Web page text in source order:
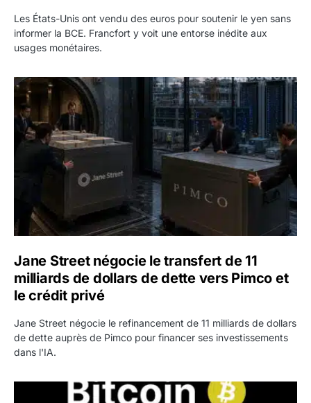
Les États-Unis ont vendu des euros pour soutenir le yen sans
informer la BCE. Francfort y voit une entorse inédite aux
usages monétaires.
Jane Street négocie le transfert de 11 milliards de
Jane Street négocie le transfert de 11
milliards de dollars de dette vers Pimco et
le crédit privé
Jane Street négocie le refinancement de 11 milliards de dollars
de dette auprès de Pimco pour financer ses investissements
dans l'IA.
Bitcoin stagne à 64 000 dollars pendant que les